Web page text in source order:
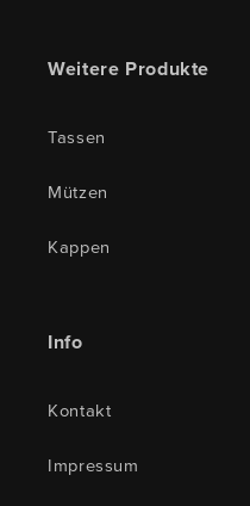
Weitere Produkte
Tassen
Mützen
Kappen
Info
Kontakt
Impressum